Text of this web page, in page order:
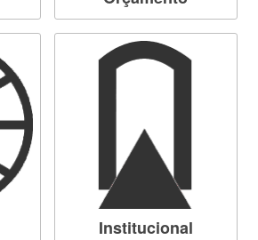
Institucional